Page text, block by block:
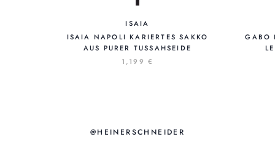
ISAIA
ISAIA NAPOLI KARIERTES SAKKO
AUS PURER TUSSAHSEIDE
1,199 €
GABO
@HEINERSCHNEIDER